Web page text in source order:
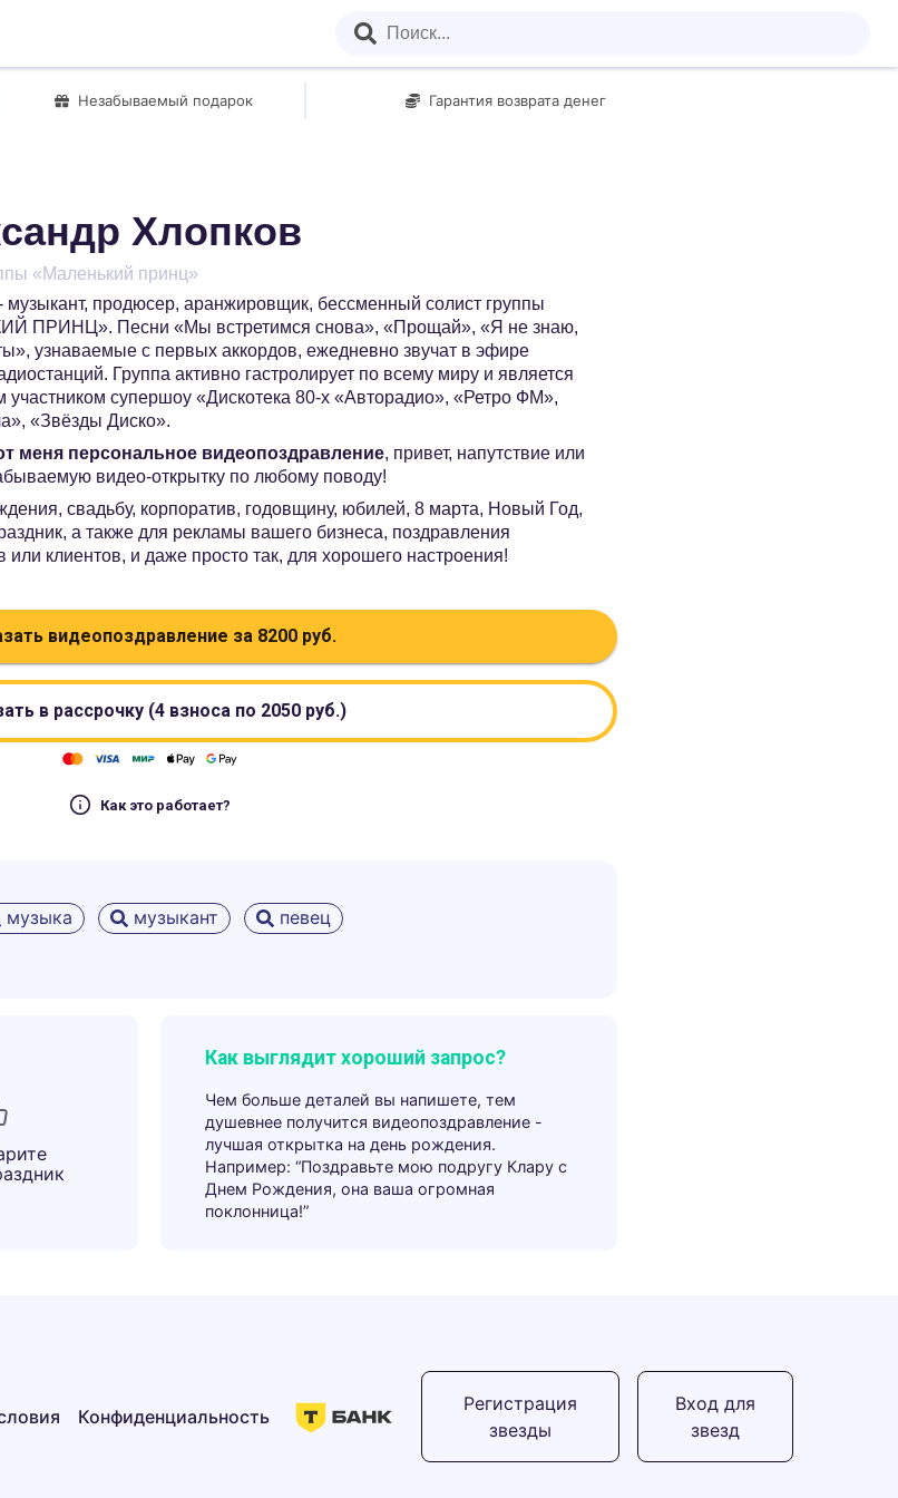
Незабываемый подарок Гарантия возврата денег
Хлопков
«Маленький принц»
музыкант, продюсер, аранжировщик, бессменный солист группы
ПРИНЦ». Песни «Мы встретимся снова», «Прощай», «Я не знаю,
узнаваемые с первых аккордов, ежедневно звучат в эфире
Группа активно гастролирует по всему миру и является
участником супершоу «Дискотека 80-х «Авторадио», «Ретро ФМ»,
«Звёзды Диско».
меня персональное видеопоздравление, привет, напутствие или
видео-открытку по любому поводу!
свадьбу, корпоратив, годовщину, юбилей, 8 марта, Новый Год,
а также для рекламы вашего бизнеса, поздравления
или клиентов, и даже просто так, для хорошего настроения!
видеопоздравление за 8200 руб.
в рассрочку (4 взноса по 2050руб.)
Как это работает?
музыка музыкант певец
Как выглядит хороший запрос?
Чем больше деталей вы напишете, тем
душевнее получится видеопоздравление -
лучшая открытка на день рождения.
Например: “Поздравьте мою подругу Клару с
Днем Рождения, она ваша огромная
поклонница!”
Конфиденциальность
Регистрация
звезды
Вход для
звезд